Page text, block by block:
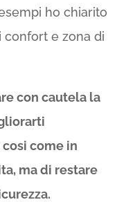
ho chiarito
confort e zona di
con cautela la
come in
ma di restare